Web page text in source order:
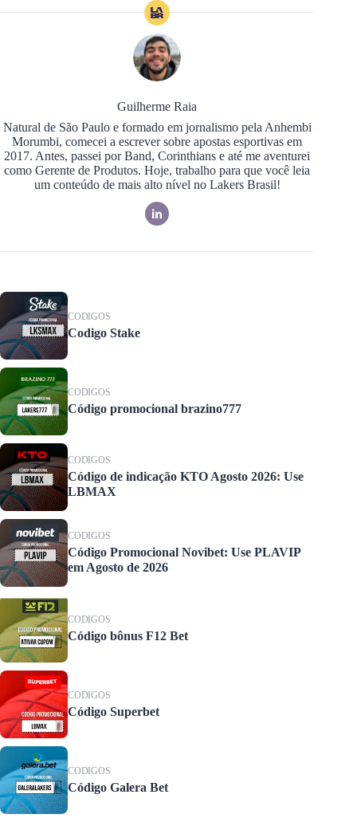
Guilherme Raia
Natural de São Paulo e formado em jornalismo pela Anhembi
Morumbi, comecei a escrever sobre apostas esportivas em
2017. Antes, passei por Band, Corinthians e até me aventurei
como Gerente de Produtos. Hoje, trabalho para que você leia
um conteúdo de mais alto nível no Lakers Brasil!
CODIGOS
Codigo Stake
CODIGOS
Código promocional brazino777
CODIGOS
Código de indicação KTO Agosto 2026: Use
LBMAX
CODIGOS
Código Promocional Novibet: Use PLAVIP
em Agosto de 2026
CODIGOS
Código bônus F12 Bet
CODIGOS
Código Superbet
CODIGOS
Código Galera Bet